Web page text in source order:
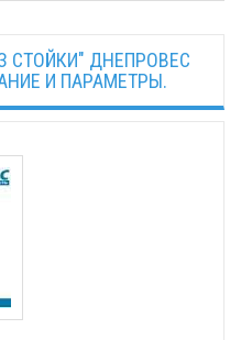
СТОЙКИ" ДНЕПРОВЕС
И ПАРАМЕТРЫ.